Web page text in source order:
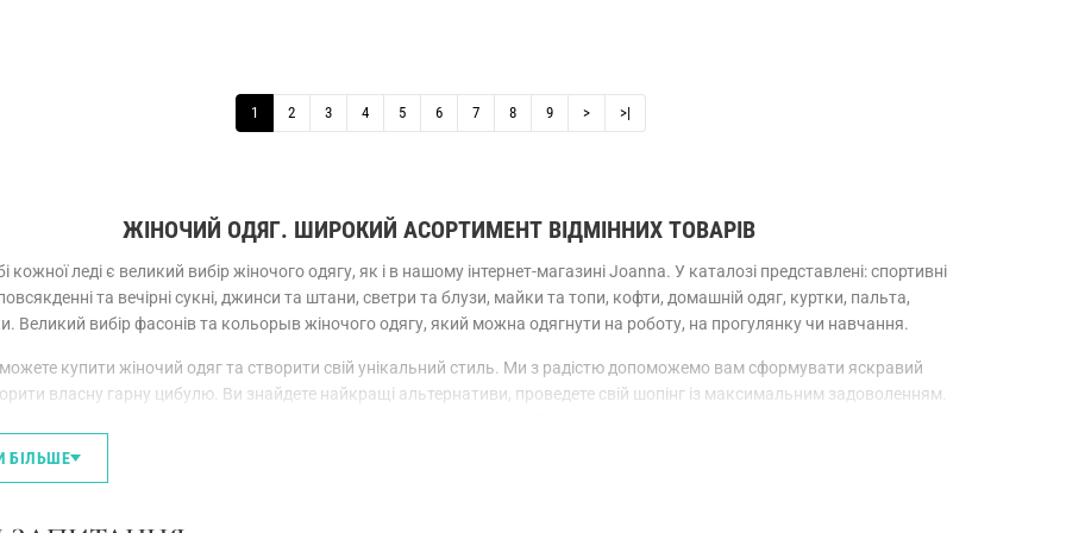
1 2 3 4 5 6 7 8 9 > >|
ЖІНОЧИЙ ОДЯГ. ШИРОКИЙ АСОРТИМЕНТ ВІДМІННИХ ТОВАРІВ
кожної леді є великий вибір жіночого одягу, як і в нашому інтернет-магазині Joanna. У каталозі представлені: спортивні
та вечірні сукні, джинси та штани, светри та блузи, майки та топи, кофти, домашній одяг, куртки, пальта,
Великий вибір фасонів та кольорыв жіночого одягу, який можна одягнути на роботу, на прогулянку чи навчання.
купити жіночий одяг та створити свій унікальний стиль. Ми з радістю допоможемо вам сформувати яскравий
власну гарну цибулю. Ви знайдете найкращі альтернативи, проведете свій шопінг із максимальним задоволенням.
ТОРГОВІ ПРОПОЗИЦІЇ НА ВСІ СЕЗОНИ
БІЛЬШЕ